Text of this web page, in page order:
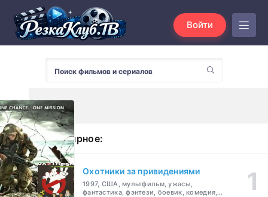
Войти
Популярное:
Охотники за привидениями
1997, США, мультфильм, ужасы,
фантастика, фэнтези, боевик, комедия,